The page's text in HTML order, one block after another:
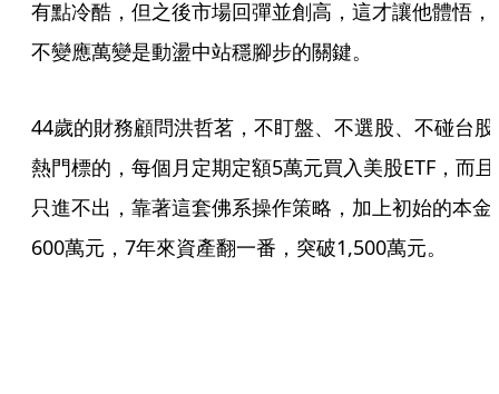
有點冷酷，但之後市場回彈並創高，這才讓他體悟，
不變應萬變是動盪中站穩腳步的關鍵。
44歲的財務顧問洪哲茗，不盯盤、不選股、不碰台股
熱門標的，每個月定期定額5萬元買入美股ETF，而且
只進不出，靠著這套佛系操作策略，加上初始的本金
600萬元，7年來資產翻一番，突破1,500萬元。